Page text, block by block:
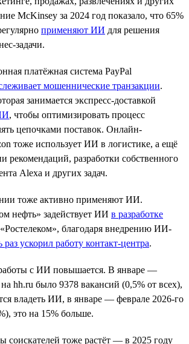
McKinsey за 2024 год показало, что 65%
применяют ИИ для решения
задачи.
платёжная система PayPal
мошеннические транзакции.
занимается экспресс-доставкой
, чтобы оптимизировать процесс
цепочками поставок. Онлайн-
тоже использует ИИ в логистике, а ещё
рекомендаций, разработки собственного
Alexa и других задач.
тоже активно применяют ИИ.
нефть» задействует ИИ в разработке
благодаря внедрению ИИ-
раз ускорил работу контакт-центра.
с ИИ повышается. В январе —
hh.ru было 9378 вакансий (0,5% от всех),
владеть ИИ, в январе — феврале 2026-го
это на 15% больше.
соискателей тоже растёт — в 2025 году